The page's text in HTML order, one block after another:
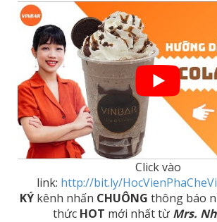
Click vào
link: http://bit.ly/
KÝkênh nhấn CHUÔNG thông báo
thức HOT mới nhất từ Mrs.